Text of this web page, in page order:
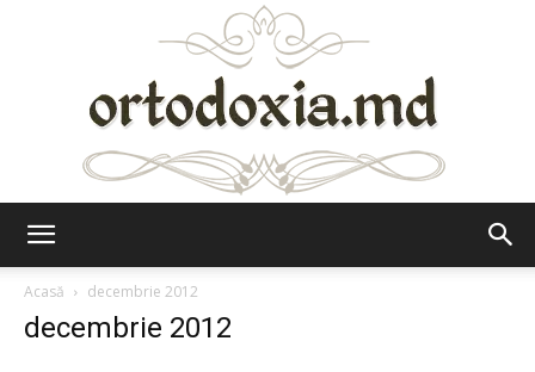
Acasă
decembrie 2012
decembrie 2012